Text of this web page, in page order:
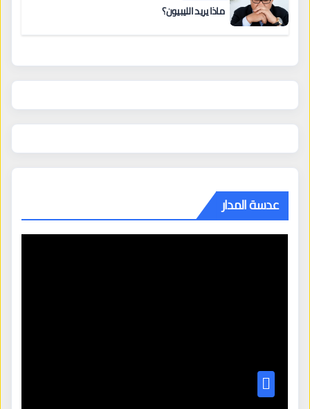
ماذا يريد الليبيون؟
عدسة المدار